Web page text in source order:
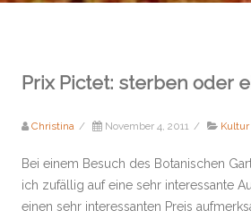
Prix Pictet: sterben oder
Christina / November 4, 2011 / Kultur
Bei einem Besuch des Botanischen
ich zufällig auf eine sehr interessante
einen sehr interessanten Preis